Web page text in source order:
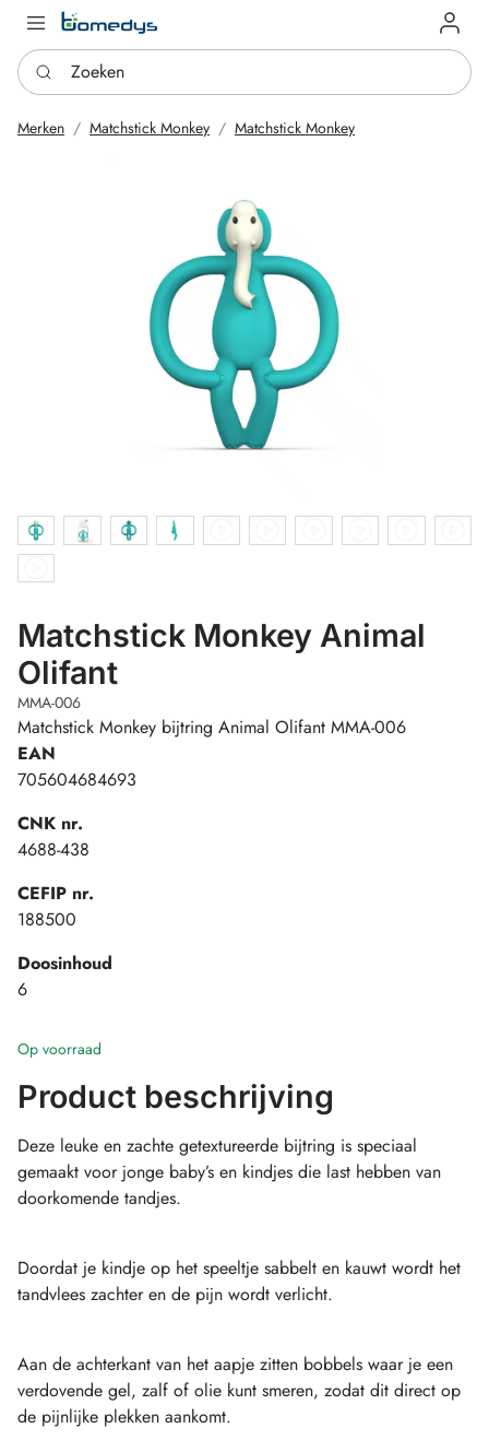
Log in
Zoeken
Merken Matchstick Monkey Matchstick Monkey
Matchstick Monkey Animal
Olifant
MMA-006
Matchstick Monkey bijtring Animal Olifant MMA-006
EAN
705604684693
CNK nr.
4688-438
CEFIP nr.
188500
Doosinhoud
6
Op voorraad
Product beschrijving
Deze leuke en zachte getextureerde bijtring is speciaal
gemaakt voor jonge baby’s en kindjes die last hebben van
doorkomende tandjes.
Doordat je kindje op het speeltje sabbelt en kauwt wordt het
tandvlees zachter en de pijn wordt verlicht.
Aan de achterkant van het aapje zitten bobbels waar je een
verdovende gel, zalf of olie kunt smeren, zodat dit direct op
de pijnlijke plekken aankomt.